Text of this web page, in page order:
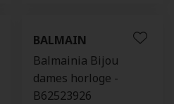
BALMAIN
Balmainia Bijou
dames horloge -
B62523926